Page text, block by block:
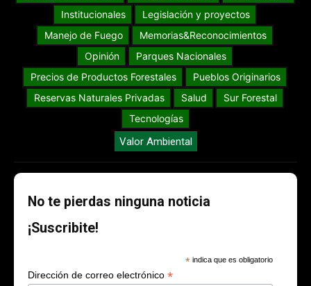
Institucionales
Legislación y proyectos
Manejo de Fuego
Memorias&Reconocimientos
Opinión
Parques Nacionales
Precios de Productos Forestales
Pueblos Originarios
Reservas Naturales Privadas
Salud
Sur Forestal
Tecnologías
Valor Ambiental
No te pierdas ninguna noticia
¡Suscribite!
* indica que es obligatorio
Dirección de correo electrónico *